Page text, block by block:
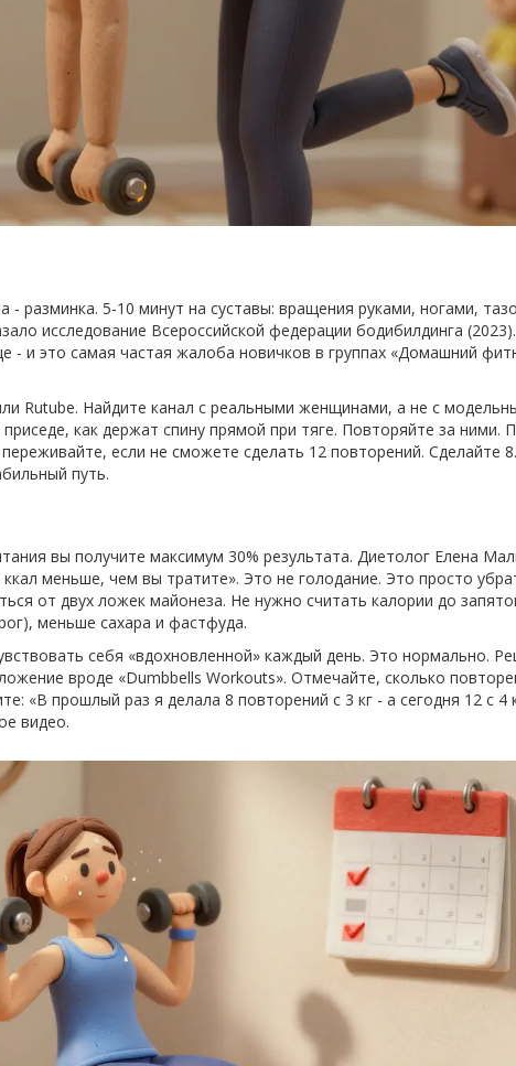
- разминка. 5-10 минут на суставы: вращения руками, ногами,
исследование Всероссийской федерации бодибилдинга
- и это самая частая жалоба новичков в группах «Домашний
Rutube. Найдите канал с реальными женщинами, а не с
как держат спину прямой при тяге. Повторяйте за ними.
если не сможете сделать 12 повторений. Сделайте
путь.
вы получите максимум 30% результата. Диетолог Елена
меньше, чем вы тратите». Это не голодание. Это просто
от двух ложек майонеза. Не нужно считать калории до
меньше сахара и фастфуда.
себя «вдохновленной» каждый день. Это нормально.
вроде «Dumbbells Workouts». Отмечайте, сколько
«В прошлый раз я делала 8 повторений с 3 кг - а сегодня 12 с 4
видео.